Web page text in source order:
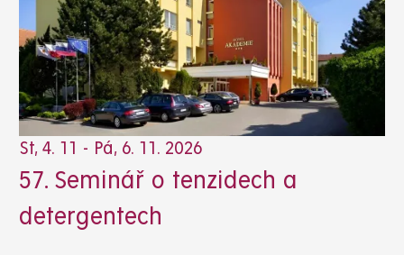
St, 4. 11 - Pá, 6. 11. 2026
57. Seminář o tenzidech a
detergentech